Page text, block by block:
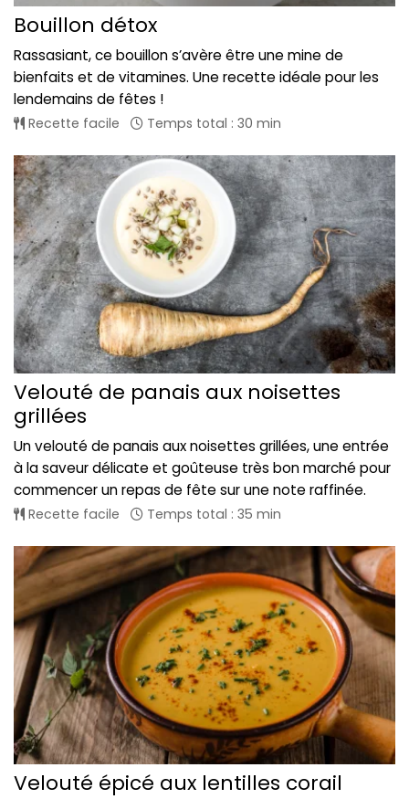
Bouillon détox
Rassasiant, ce bouillon s’avère être une mine de
bienfaits et de vitamines. Une recette idéale pour les
lendemains de fêtes !
Recette facile Temps total : 30 min
Velouté de panais aux noisettes
grillées
Un velouté de panais aux noisettes grillées, une entrée
à la saveur délicate et goûteuse très bon marché pour
commencer un repas de fête sur une note raffinée.
Recette facile Temps total : 35 min
Velouté épicé aux lentilles corail